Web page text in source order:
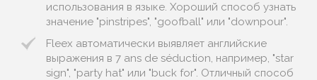
использования в языке. Хороший способ узнать
значение "pinstripes", "goofball" или "downpour".
Fleex автоматически выявляет английские
выражения в 7 ans de séduction, например, "star
sign", "party hat" или "buck for". Отличный способ